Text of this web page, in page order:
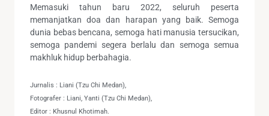
Memasuki tahun baru 2022, seluruh peserta
memanjatkan doa dan harapan yang baik. Semoga
dunia bebas bencana, semoga hati manusia tersucikan,
semoga pandemi segera berlalu dan semoga semua
makhluk hidup berbahagia.
Jurnalis : Liani (Tzu Chi Medan),
Fotografer : Liani, Yanti (Tzu Chi Medan),
Editor : Khusnul Khotimah.